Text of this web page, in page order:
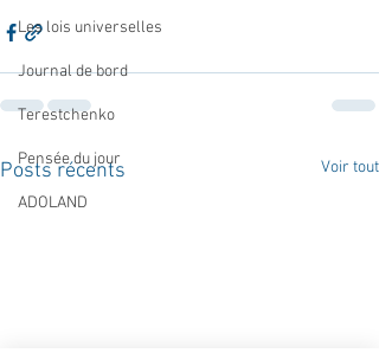
Les lois universelles
Journal de bord
Terestchenko
Pensée du jour
ADOLAND
Posts récents Voir tout